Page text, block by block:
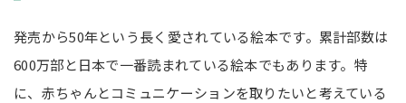
発売から50年という長く愛されている絵本です。累計部数は
600万部と日本で一番読まれている絵本でもあります。特
に、赤ちゃんとコミュニケーションを取りたいと考えている